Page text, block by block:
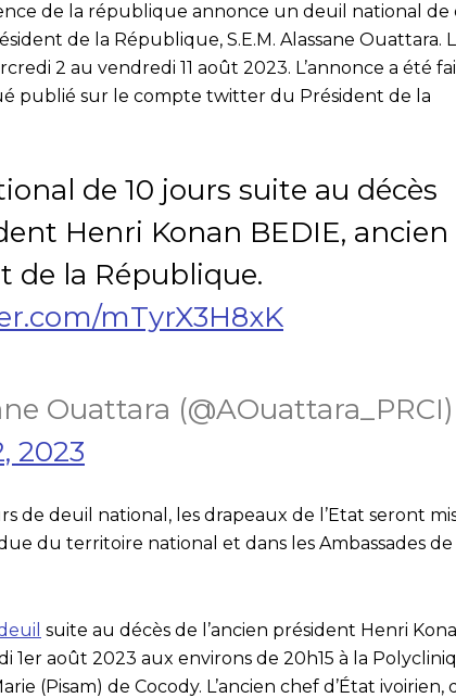
de la république annonce un deuil national de
de la République, S.E.M. Alassane Ouattara.
2 au vendredi 11 août 2023. L’annonce a été
publié sur le compte twitter du Président de la
de 10 jours suite au décès
Henri Konan BEDIE, ancien
de la République.
mTyrX3H8xK
Ouattara (@AOuattara_PRCI)
2023
de deuil national, les drapeaux de l’Etat seront
du territoire national et dans les Ambassades de
suite au décès de l’ancien président Henri
1er août 2023 aux environs de 20h15 à la
(Pisam) de Cocody. L’ancien chef d’État ivoirien,